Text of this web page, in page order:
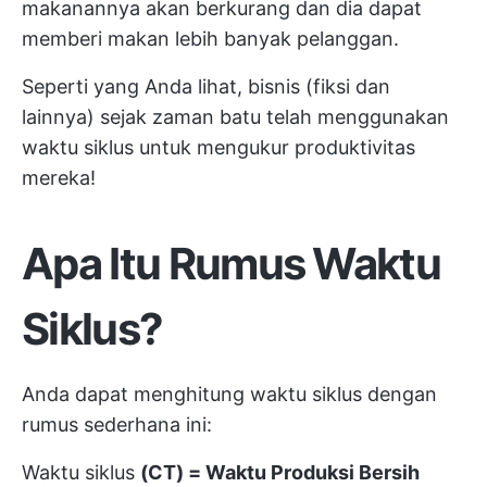
makanannya akan berkurang dan dia dapat
memberi makan lebih banyak pelanggan.
Seperti yang Anda lihat, bisnis (fiksi dan
lainnya) sejak zaman batu telah menggunakan
waktu siklus untuk mengukur produktivitas
mereka!
Apa Itu Rumus Waktu
Siklus?
Anda dapat menghitung waktu siklus dengan
rumus sederhana ini:
Waktu siklus (CT) = Waktu Produksi Bersih